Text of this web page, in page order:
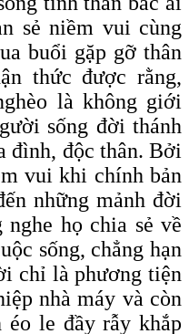
sẻ niềm vui cùng
buổi gặp gỡ thân
thức được rằng,
là không giới
sống đời thánh
đình, độc thân. Bởi
vui khi chính bản
những mảnh đời
họ chia sẻ về
sống, chẳng hạn
chỉ là phương tiện
nhà máy và còn
éo le đầy rẫy khắp